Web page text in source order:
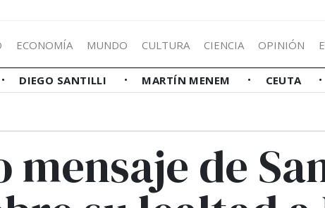
ECONOMÍA MUNDO CULTURA CIENCIA OPINIÓN
DIEGO SANTILLI MARTÍN MENEM CEUTA
de